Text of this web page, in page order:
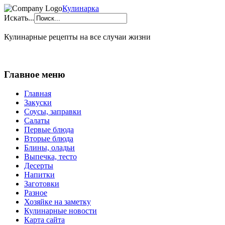
Кулинарка
Искать...
Кулинарные рецепты на все случаи жизни
Главное меню
Главная
Закуски
Соусы, заправки
Салаты
Первые блюда
Вторые блюда
Блины, оладьи
Выпечка, тесто
Десерты
Напитки
Заготовки
Разное
Хозяйке на заметку
Кулинарные новости
Карта сайта